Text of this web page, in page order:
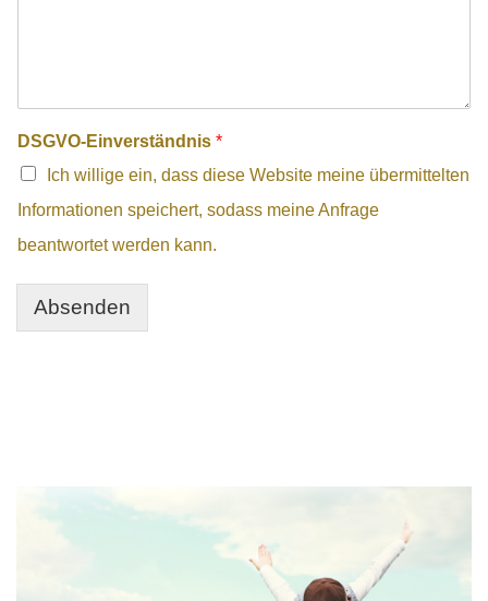
DSGVO-Einverständnis *
Ich willige ein, dass diese Website meine übermittelten
Informationen speichert, sodass meine Anfrage
beantwortet werden kann.
Absenden